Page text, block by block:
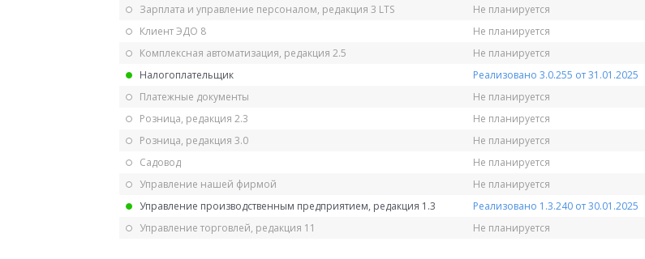
Зарплата и управление персоналом, редакция 3 LTS
Не планируется
Клиент ЭДО 8
Не планируется
Комплексная автоматизация, редакция 2.5
Не планируется
Налогоплательщик
Реализовано 3.0.255 от 31.01.2025
Платежные документы
Не планируется
Розница, редакция 2.3
Не планируется
Розница, редакция 3.0
Не планируется
Садовод
Не планируется
Управление нашей фирмой
Не планируется
Управление производственным предприятием, редакция 1.3
Реализовано 1.3.240 от 30.01.2025
Управление торговлей, редакция 11
Не планируется